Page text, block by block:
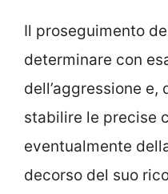
Il proseguimento
determinare con
dell’aggressione
stabilire le precise
eventualmente
decorso del suo